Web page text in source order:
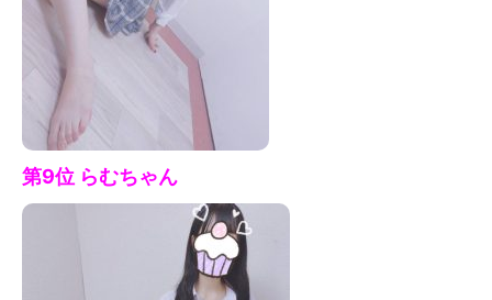
第9位 らむちゃん